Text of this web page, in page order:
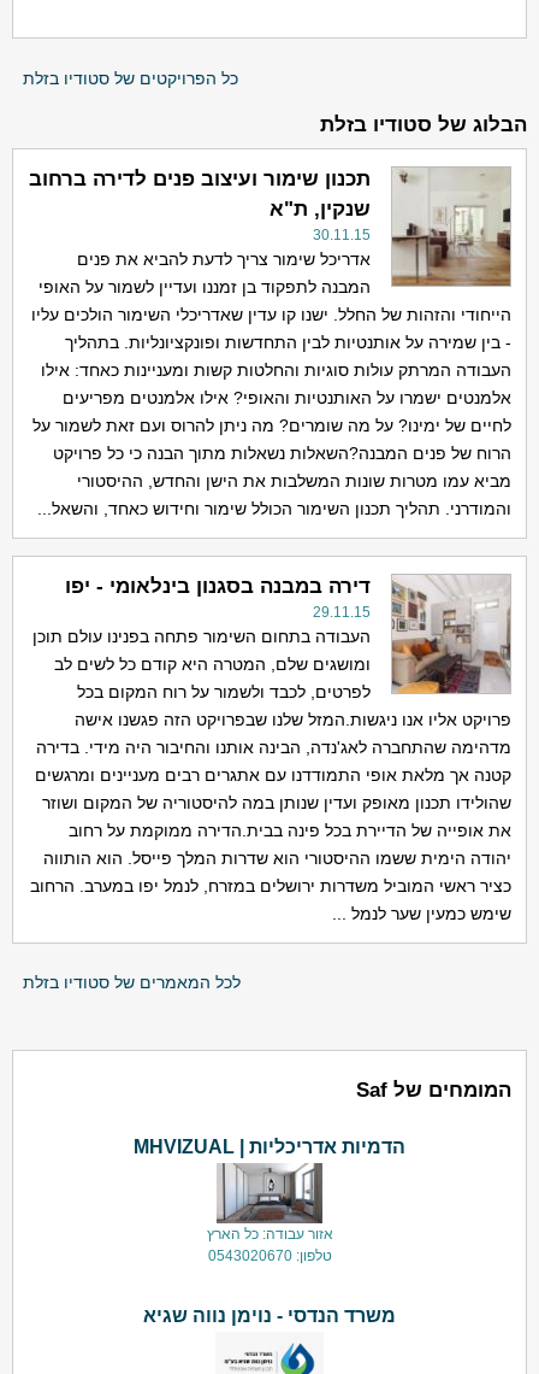
כל הפרויקטים של סטודיו בזלת
הבלוג של סטודיו בזלת
תכנון שימור ועיצוב פנים לדירה ברחוב
שנקין, ת"א
30.11.15
אדריכל שימור צריך לדעת להביא את פנים
המבנה לתפקוד בן זמננו ועדיין לשמור על האופי
הייחודי והזהות של החלל. ישנו קו עדין שאדריכלי השימור הולכים עליו
- בין שמירה על אותנטיות לבין התחדשות ופונקציונליות. בתהליך
העבודה המרתק עולות סוגיות והחלטות קשות ומעניינות כאחד: אילו
אלמנטים ישמרו על האותנטיות והאופי? אילו אלמנטים מפריעים
לחיים של ימינו? על מה שומרים? מה ניתן להרוס ועם זאת לשמור על
הרוח של פנים המבנה?השאלות נשאלות מתוך הבנה כי כל פרויקט
מביא עמו מטרות שונות המשלבות את הישן והחדש, ההיסטורי
והמודרני. תהליך תכנון השימור הכולל שימור וחידוש כאחד, והשאל...
דירה במבנה בסגנון בינלאומי - יפו
29.11.15
העבודה בתחום השימור פתחה בפנינו עולם תוכן
ומושגים שלם, המטרה היא קודם כל לשים לב
לפרטים, לכבד ולשמור על רוח המקום בכל
פרויקט אליו אנו ניגשות.המזל שלנו שבפרויקט הזה פגשנו אישה
מדהימה שהתחברה לאג'נדה, הבינה אותנו והחיבור היה מידי. בדירה
קטנה אך מלאת אופי התמודדנו עם אתגרים רבים מעניינים ומרגשים
שהולידו תכנון מאופק ועדין שנותן במה להיסטוריה של המקום ושוזר
את אופייה של הדיירת בכל פינה בבית.הדירה ממוקמת על רחוב
יהודה הימית ששמו ההיסטורי הוא שדרות המלך פייסל. הוא הותווה
כציר ראשי המוביל משדרות ירושלים במזרח, לנמל יפו במערב. הרחוב
שימש כמעין שער לנמל ...
לכל המאמרים של סטודיו בזלת
המומחים של Saf
הדמיות אדריכליות | MHVIZUAL
אזור עבודה: כל הארץ
טלפון: 0543020670
משרד הנדסי - נוימן נווה שגיא